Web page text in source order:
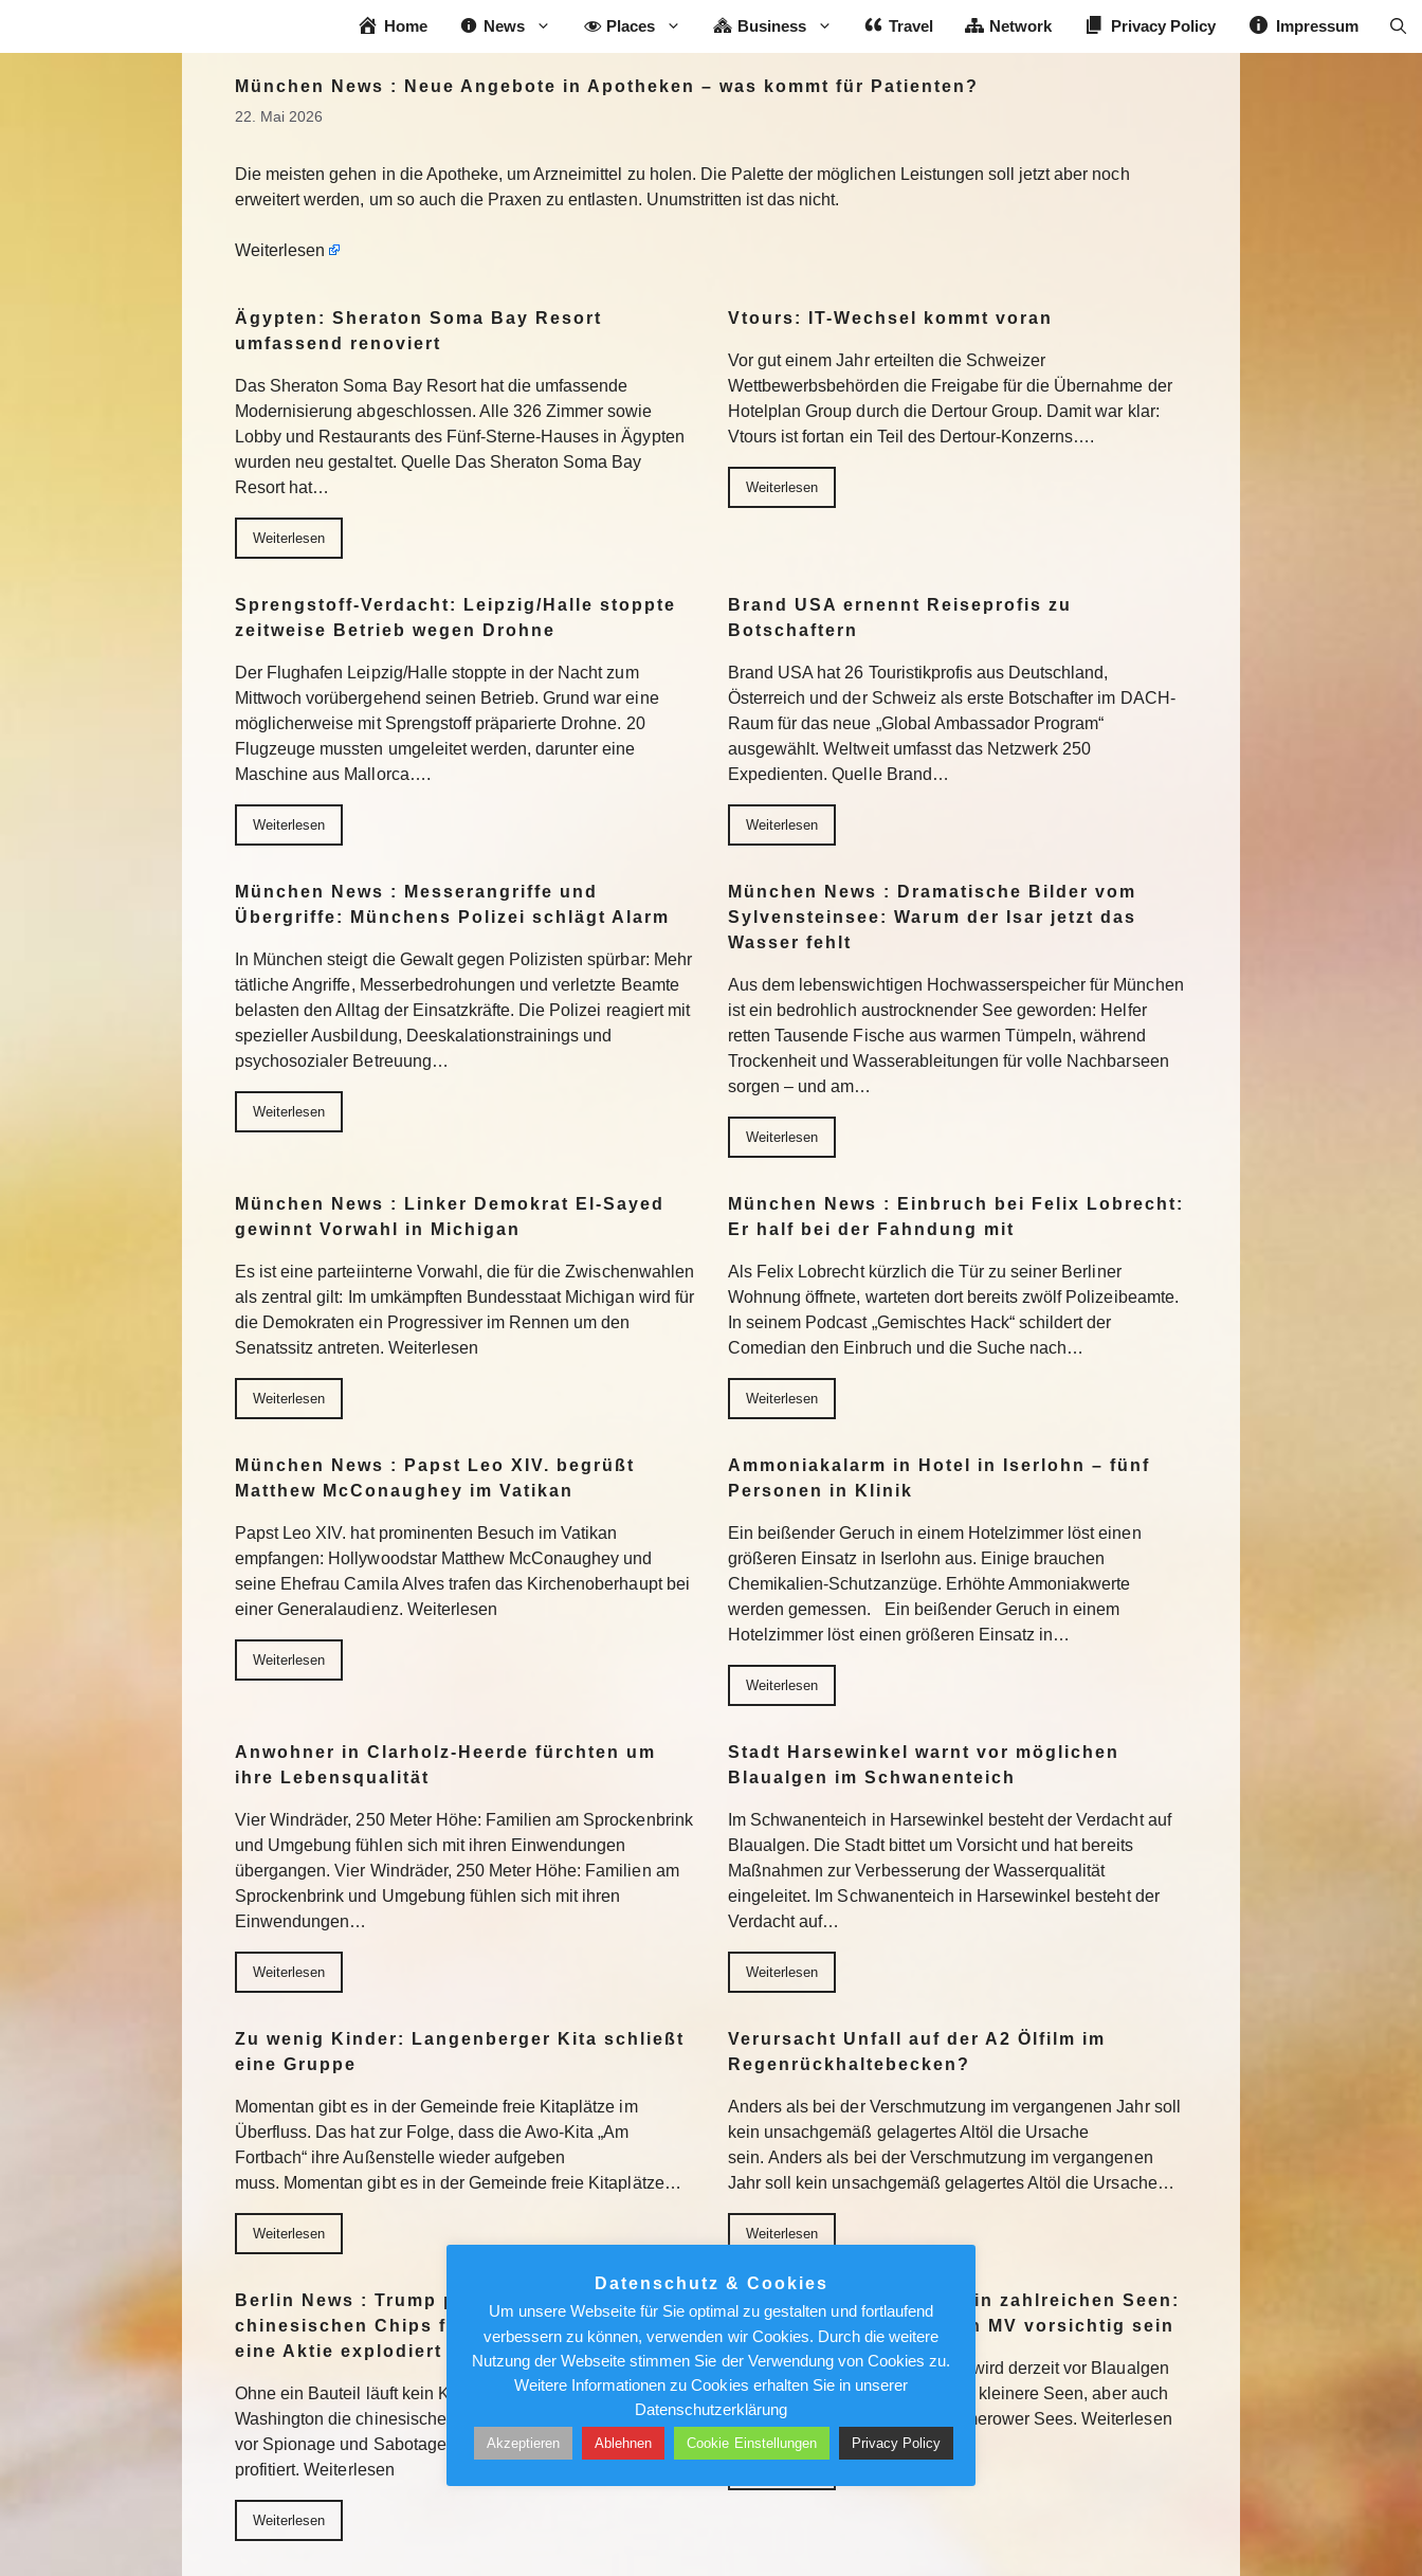
Home News Places Business Travel Network Privacy Policy Impressum
München News : Neue Angebote in Apotheken – was kommt für Patienten?
22. Mai 2026
Die meisten gehen in die Apotheke, um Arzneimittel zu holen. Die Palette der möglichen Leistungen soll jetzt aber noch
erweitert werden, um so auch die Praxen zu entlasten. Unumstritten ist das nicht.
Weiterlesen
Ägypten: Sheraton Soma Bay Resort
umfassend renoviert
Das Sheraton Soma Bay Resort hat die umfassende
Modernisierung abgeschlossen. Alle 326 Zimmer sowie
Lobby und Restaurants des Fünf-Sterne-Hauses in Ägypten
wurden neu gestaltet. Quelle Das Sheraton Soma Bay
Resort hat…
Weiterlesen
Vtours: IT-Wechsel kommt voran
Vor gut einem Jahr erteilten die Schweizer
Wettbewerbsbehörden die Freigabe für die Übernahme der
Hotelplan Group durch die Dertour Group. Damit war klar:
Vtours ist fortan ein Teil des Dertour-Konzerns….
Weiterlesen
Sprengstoff-Verdacht: Leipzig/Halle stoppte
zeitweise Betrieb wegen Drohne
Der Flughafen Leipzig/Halle stoppte in der Nacht zum
Mittwoch vorübergehend seinen Betrieb. Grund war eine
möglicherweise mit Sprengstoff präparierte Drohne. 20
Flugzeuge mussten umgeleitet werden, darunter eine
Maschine aus Mallorca….
Weiterlesen
Brand USA ernennt Reiseprofis zu
Botschaftern
Brand USA hat 26 Touristikprofis aus Deutschland,
Österreich und der Schweiz als erste Botschafter im DACH-
Raum für das neue „Global Ambassador Program“
ausgewählt. Weltweit umfasst das Netzwerk 250
Expedienten. Quelle Brand…
Weiterlesen
München News : Messerangriffe und
Übergriffe: Münchens Polizei schlägt Alarm
In München steigt die Gewalt gegen Polizisten spürbar: Mehr
tätliche Angriffe, Messerbedrohungen und verletzte Beamte
belasten den Alltag der Einsatzkräfte. Die Polizei reagiert mit
spezieller Ausbildung, Deeskalationstrainings und
psychosozialer Betreuung…
Weiterlesen
München News : Dramatische Bilder vom
Sylvensteinsee: Warum der Isar jetzt das
Wasser fehlt
Aus dem lebenswichtigen Hochwasserspeicher für München
ist ein bedrohlich austrocknender See geworden: Helfer
retten Tausende Fische aus warmen Tümpeln, während
Trockenheit und Wasserableitungen für volle Nachbarseen
sorgen – und am…
Weiterlesen
München News : Linker Demokrat El-Sayed
gewinnt Vorwahl in Michigan
Es ist eine parteiinterne Vorwahl, die für die Zwischenwahlen
als zentral gilt: Im umkämpften Bundesstaat Michigan wird für
die Demokraten ein Progressiver im Rennen um den
Senatssitz antreten. Weiterlesen
Weiterlesen
München News : Einbruch bei Felix Lobrecht:
Er half bei der Fahndung mit
Als Felix Lobrecht kürzlich die Tür zu seiner Berliner
Wohnung öffnete, warteten dort bereits zwölf Polizeibeamte.
In seinem Podcast „Gemischtes Hack“ schildert der
Comedian den Einbruch und die Suche nach…
Weiterlesen
München News : Papst Leo XIV. begrüßt
Matthew McConaughey im Vatikan
Papst Leo XIV. hat prominenten Besuch im Vatikan
empfangen: Hollywoodstar Matthew McConaughey und
seine Ehefrau Camila Alves trafen das Kirchenoberhaupt bei
einer Generalaudienz. Weiterlesen
Weiterlesen
Ammoniakalarm in Hotel in Iserlohn – fünf
Personen in Klinik
Ein beißender Geruch in einem Hotelzimmer löst einen
größeren Einsatz in Iserlohn aus. Einige brauchen
Chemikalien-Schutzanzüge. Erhöhte Ammoniakwerte
werden gemessen. Ein beißender Geruch in einem
Hotelzimmer löst einen größeren Einsatz in…
Weiterlesen
Anwohner in Clarholz-Heerde fürchten um
ihre Lebensqualität
Vier Windräder, 250 Meter Höhe: Familien am Sprockenbrink
und Umgebung fühlen sich mit ihren Einwendungen
übergangen. Vier Windräder, 250 Meter Höhe: Familien am
Sprockenbrink und Umgebung fühlen sich mit ihren
Einwendungen…
Weiterlesen
Stadt Harsewinkel warnt vor möglichen
Blaualgen im Schwanenteich
Im Schwanenteich in Harsewinkel besteht der Verdacht auf
Blaualgen. Die Stadt bittet um Vorsicht und hat bereits
Maßnahmen zur Verbesserung der Wasserqualität
eingeleitet. Im Schwanenteich in Harsewinkel besteht der
Verdacht auf…
Weiterlesen
Zu wenig Kinder: Langenberger Kita schließt
eine Gruppe
Momentan gibt es in der Gemeinde freie Kitaplätze im
Überfluss. Das hat zur Folge, dass die Awo-Kita „Am
Fortbach“ ihre Außenstelle wieder aufgeben
muss. Momentan gibt es in der Gemeinde freie Kitaplätze…
Weiterlesen
Verursacht Unfall auf der A2 Ölfilm im
Regenrückhaltebecken?
Anders als bei der Verschmutzung im vergangenen Jahr soll
kein unsachgemäß gelagertes Altöl die Ursache
sein. Anders als bei der Verschmutzung im vergangenen
Jahr soll kein unsachgemäß gelagertes Altöl die Ursache…
Weiterlesen
Berlin News : Trump plant Verbot von
chinesischen Chips für KI-Rechenzentren –
eine Aktie explodiert
Ohne ein Bauteil läuft kein KI-Rechenzentrum. Nun will
Washington die chinesische Technik verbannen, aus Sorge
vor Spionage und Sabotage. Ein US-Konzern
profitiert. Weiterlesen
Weiterlesen
Berlin News : Blaualgen in zahlreichen Seen:
Hier sollten Badegäste in MV vorsichtig sein
An mehreren Badestellen in MV wird derzeit vor Blaualgen
gewarnt. Betroffen sind vor allem kleinere Seen, aber auch
mehrere Uferbereiche des Kummerower Sees. Weiterlesen
Datenschutz & Cookies
Um unsere Webseite für Sie optimal zu gestalten und fortlaufend
verbessern zu können, verwenden wir Cookies. Durch die weitere
Nutzung der Webseite stimmen Sie der Verwendung von Cookies zu.
Weitere Informationen zu Cookies erhalten Sie in unserer
Datenschutzerklärung
Akzeptieren Ablehnen Cookie Einstellungen Privacy Policy